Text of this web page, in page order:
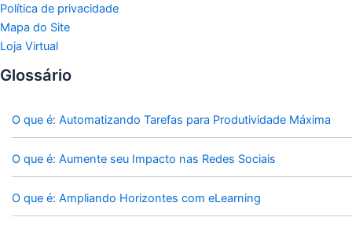
Política de privacidade
Mapa do Site
Loja Virtual
Glossário
O que é: Automatizando Tarefas para Produtividade Máxima
O que é: Aumente seu Impacto nas Redes Sociais
O que é: Ampliando Horizontes com eLearning